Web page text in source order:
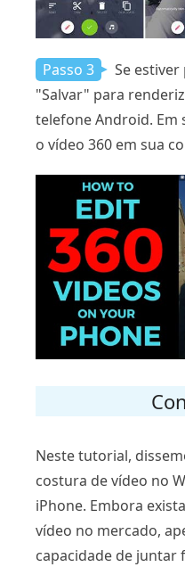
Passo 3
Se
"Salvar" para
telefone Android. Em
o vídeo 360 em sua
Neste tutorial,
costura de vídeo no
iPhone. Embora
vídeo no mercado,
capacidade de juntar